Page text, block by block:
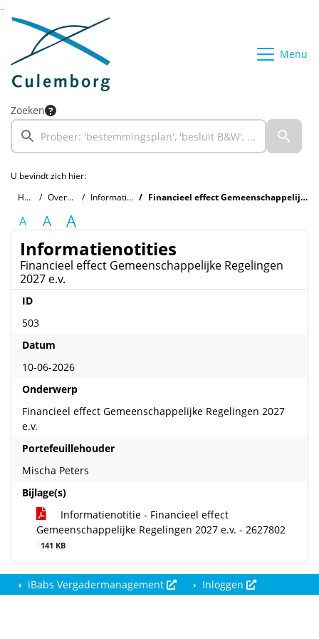
Ga naar de inhoud van deze pagina
Ga naar het zoeken
Ga naar het menu
Menu
Zoeken
U bevindt zich hier:
Home
Overzichten Informatienotities Financieel effect Gemeenschappelijke Regelingen 2027 e.v.
A A A
Informatienotities
Financieel effect Gemeenschappelijke Regelingen
2027 e.v.
ID
503
Datum
10-06-2026
Onderwerp
Financieel effect Gemeenschappelijke Regelingen 2027
e.v.
Portefeuillehouder
Mischa Peters
Bijlage(s)
Informatienotitie - Financieel effect
Gemeenschappelijke Regelingen 2027 e.v. - 2627802
141 KB
iBabs Vergadermanagement Inloggen